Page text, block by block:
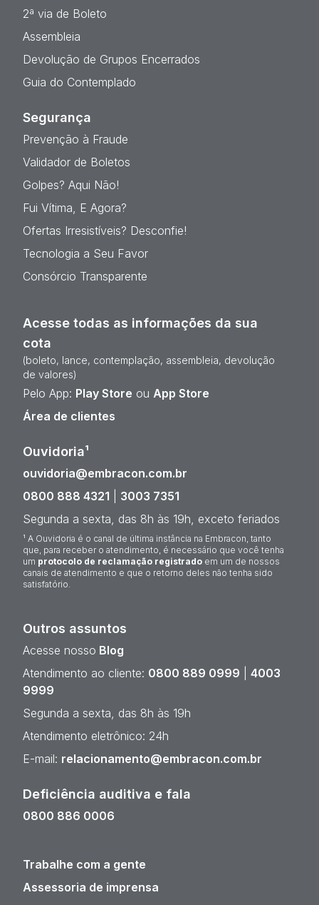
2ª via de Boleto
Assembleia
Devolução de Grupos Encerrados
Guia do Contemplado
Segurança
Prevenção à Fraude
Validador de Boletos
Golpes? Aqui Não!
Fui Vítima, E Agora?
Ofertas Irresistíveis? Desconfie!
Tecnologia a Seu Favor
Consórcio Transparente
Acesse todas as informações da sua
cota
(boleto, lance, contemplação, assembleia, devolução
de valores)
Pelo App: Play Store ou App Store
Área de clientes
Ouvidoria¹
ouvidoria@embracon.com.br
0800 888 4321
3003 7351
Segunda a sexta, das 8h às 19h, exceto feriados
¹ A Ouvidoria é o canal de última instância na Embracon, tanto
que, para receber o atendimento, é necessário que você tenha
um protocolo de reclamação registrado em um de nossos
canais de atendimento e que o retorno deles não tenha sido
satisfatório.
Outros assuntos
Acesse nosso Blog
Atendimento ao cliente: 0800 889 0999
4003
9999
Segunda a sexta, das 8h às 19h
Atendimento eletrônico: 24h
E-mail: relacionamento@embracon.com.br
Deficiência auditiva e fala
0800 886 0006
Trabalhe com a gente
Assessoria de imprensa